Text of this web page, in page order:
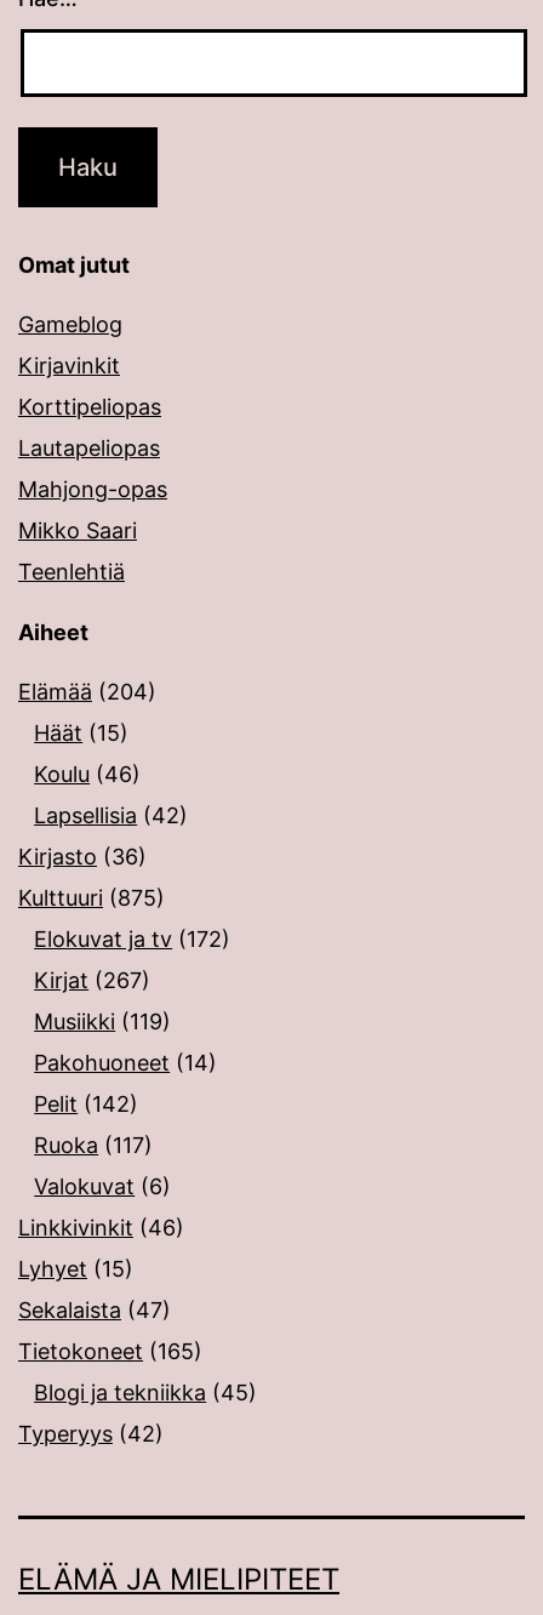
Omat jutut
Gameblog
Kirjavinkit
Korttipeliopas
Lautapeliopas
Mahjong-opas
Mikko Saari
Teenlehtiä
Aiheet
Elämää (204)
Häät (15)
Koulu (46)
Lapsellisia (42)
Kirjasto (36)
Kulttuuri (875)
Elokuvat ja tv (172)
Kirjat (267)
Musiikki (119)
Pakohuoneet (14)
Pelit (142)
Ruoka (117)
Valokuvat (6)
Linkkivinkit (46)
Lyhyet (15)
Sekalaista (47)
Tietokoneet (165)
Blogi ja tekniikka (45)
Typeryys (42)
ELÄMÄ JA MIELIPITEET